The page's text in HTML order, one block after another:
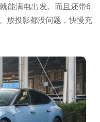
能满电出发。而且还带6.
放投影都没问题，快慢充